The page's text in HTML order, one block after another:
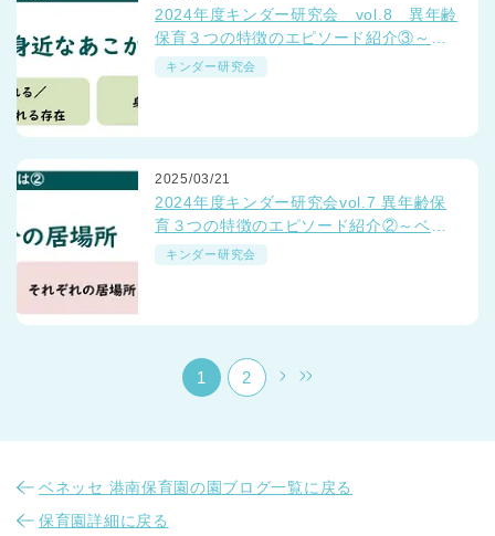
千葉県
埼玉県
兵庫県 兵庫県 全域
2024年度キンダー研究会 vol.8 異年齢
保育３つの特徴のエピソード紹介③～ベ
ネッセの保育園「つながるミーティン
キンダー研究会
2025/03/21
2024年度キンダー研究会vol.7 異年齢保
育３つの特徴のエピソード紹介②～ベネ
ッセの保育園「つながるミーティング」
キンダー研究会
1 2
ベネッセ 港南保育園の園ブログ一覧に戻る
保育園詳細に戻る